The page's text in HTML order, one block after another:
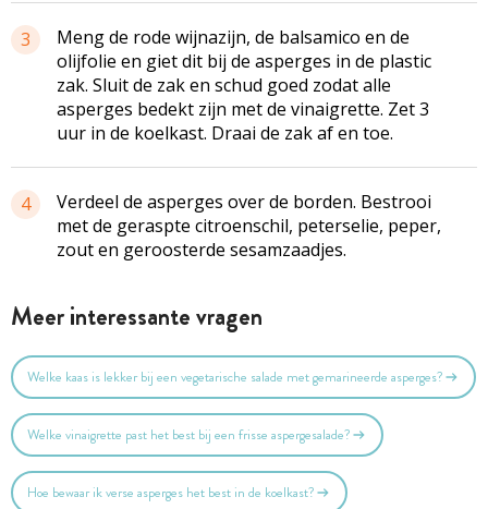
3
Meng de rode wijnazijn, de balsamico en de
olijfolie en giet dit bij de asperges in de plastic
zak. Sluit de zak en schud goed zodat alle
asperges bedekt zijn met de vinaigrette. Zet 3
uur in de koelkast. Draai de zak af en toe.
4
Verdeel de asperges over de borden. Bestrooi
met de geraspte citroenschil, peterselie, peper,
zout en geroosterde sesamzaadjes.
Meer interessante vragen
Welke kaas is lekker bij een vegetarische salade met gemarineerde asperges?
Welke vinaigrette past het best bij een frisse aspergesalade?
Hoe bewaar ik verse asperges het best in de koelkast?